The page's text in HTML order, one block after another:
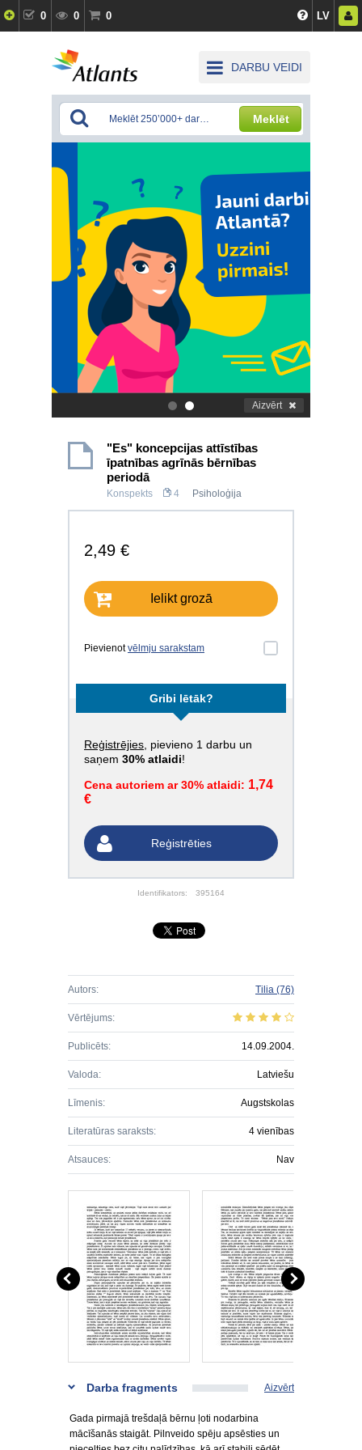
0 0 0 LV
DARBU VEIDI
Meklēt
. Aizvērt
"Es" koncepcijas attīstības
īpatnības agrīnās bērnības
periodā
Konspekts 4 Psiholoģija
2,49 €
Ielikt grozā
Pievienotvēlmju sarakstam
Gribi lētāk?
Reģistrējies , pievieno 1 darbu un
saņem 30% atlaidi!
Cena autoriem ar 30% atlaidi: 1,74
€
Reģistrēties
Identifikators: 395164
Autors: Tilia (76)
Vērtējums:
Publicēts: 14.09.2004.
Valoda: Latviešu
Līmenis: Augstskolas
Literatūras saraksts: 4 vienības
Atsauces: Nav
Darba fragments Aizvērt
Gada pirmajā trešdaļā bērnu ļoti nodarbina
mācīšanās staigāt. Pilnveido spēju apsēsties un